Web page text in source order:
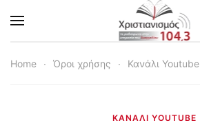
Skip to main content
Home Όροι χρήσης Κανάλι Youtube
ΚΑΝΆΛΙ YOUTUBE